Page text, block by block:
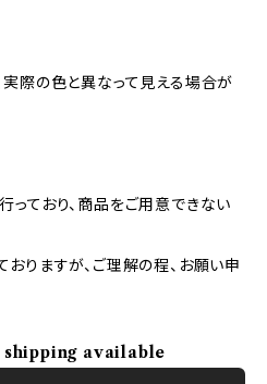
実際の色と異なって見える場合が
ており、商品をご用意できない
りますが、ご理解の程、お願い申
available